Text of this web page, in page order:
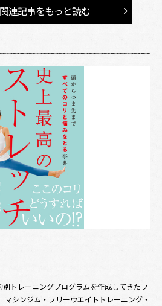
連記事をもっと読む
トレーニングプログラムを作成してきたフ
マシンジム・フリーウエイトトレーニング・